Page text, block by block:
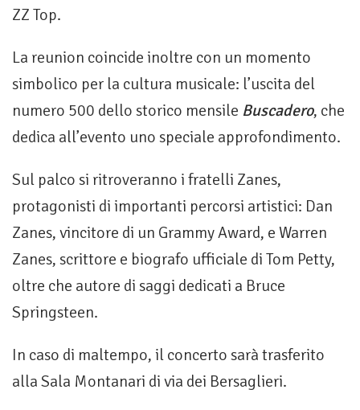
ZZ Top.
La reunion coincide inoltre con un momento
simbolico per la cultura musicale: l’uscita del
numero 500 dello storico mensile Buscadero, che
dedica all’evento uno speciale approfondimento.
Sul palco si ritroveranno i fratelli Zanes,
protagonisti di importanti percorsi artistici: Dan
Zanes, vincitore di un Grammy Award, e Warren
Zanes, scrittore e biografo ufficiale di Tom Petty,
oltre che autore di saggi dedicati a Bruce
Springsteen.
In caso di maltempo, il concerto sarà trasferito
alla Sala Montanari di via dei Bersaglieri.